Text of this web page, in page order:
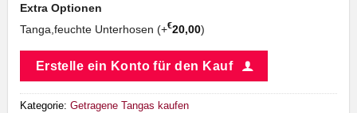
Extra Optionen
Tanga,feuchte Unterhosen (+€20,00)
Erstelle ein Konto für den Kauf
Kategorie: Getragene Tangas kaufen